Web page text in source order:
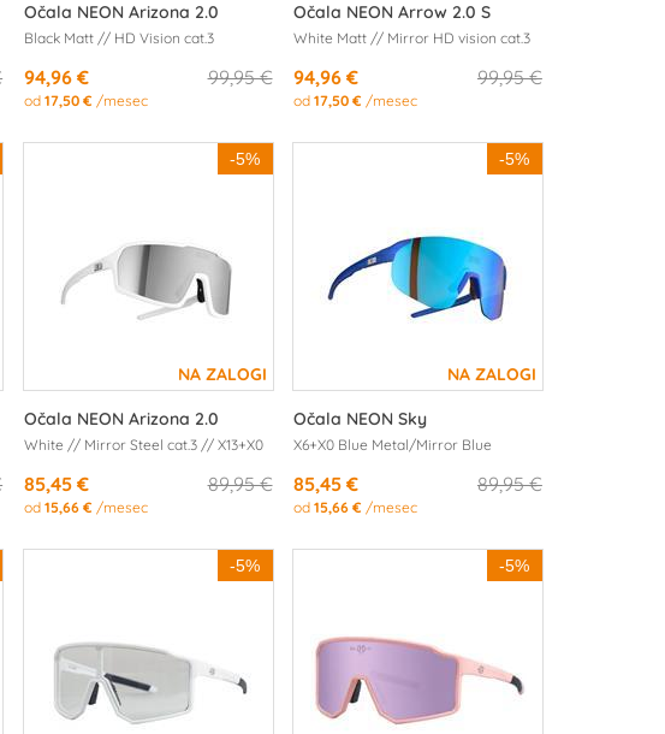
Očala NEON Arizona 2.0
Black Matt // HD Vision cat.3
99,95 €
94,96 €
od17,50 € /mesec
Očala NEON Arrow 2.0 S
White Matt // Mirror HD vision cat.3
99,95 €
94,96 €
od17,50 € /mesec
-5%
Očala NEON Arizona 2.0
White // Mirror Steel cat.3 // X13+X0
89,95 €
85,45 €
od15,66 € /mesec
-5%
Očala NEON Sky
X6+X0 Blue Metal/Mirror Blue
89,95 €
85,45 €
od15,66 € /mesec
-5% -5%